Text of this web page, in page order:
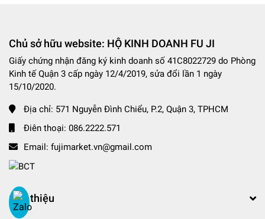
Chủ sở hữu website: HỘ KINH DOANH FU JI
Giấy chứng nhận đăng ký kinh doanh số 41C8022729 do Phòng
Kinh tế Quận 3 cấp ngày 12/4/2019, sửa đổi lần 1 ngày
15/10/2020.
Địa chỉ: 571 Nguyễn Đình Chiểu, P.2, Quận 3, TPHCM
Điên thoại: 086.2222.571
Email: fujimarket.vn@gmail.com
Giới thiệu